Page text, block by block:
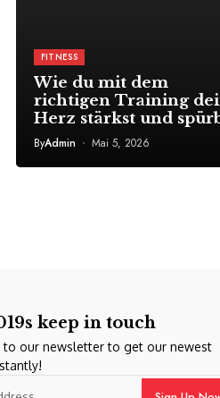
FITNESS
Wie du mit dem
richtigen Training
Herz stärkst und
mehr Ausdauer
ByAdmin Mai 5, 2026
keep in touch
to our newsletter to get our newest